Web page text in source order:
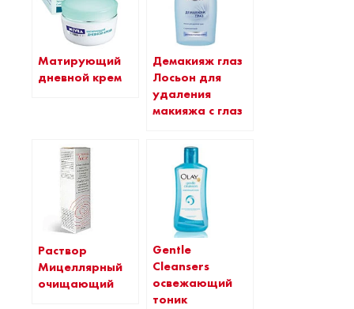
Матирующий
дневной крем
Демакияж глаз
Лосьон для
удаления
макияжа с глаз
Раствор
Мицеллярный
очищающий
Gentle
Cleansers
освежающий
тоник